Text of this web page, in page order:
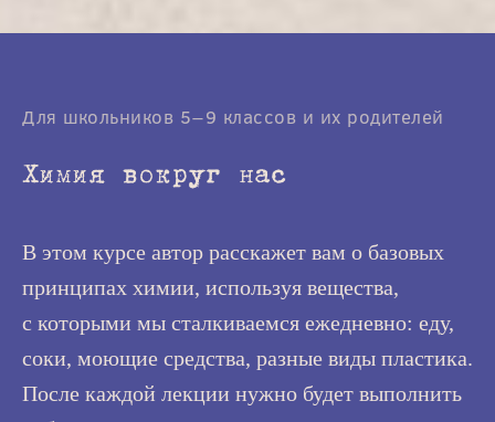
Для школьников 5−9 классов и их родителей
Химия вокруг нас
В этом курсе автор расскажет вам о базовых
принципах химии, используя вещества,
с которыми мы сталкиваемся ежедневно: еду,
соки, моющие средства, разные виды пластика.
После каждой лекции нужно будет выполнить